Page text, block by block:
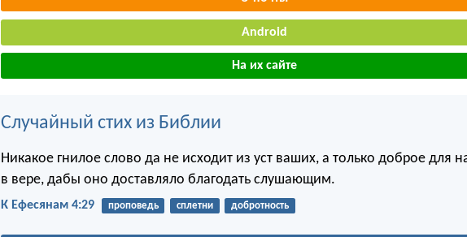
Android
На их сайте
Случайный стих из Библии
Никакое гнилое слово да не исходит из уст ваших, а только доброе для
в вере, дабы оно доставляло благодать слушающим.
К Ефесянам 4:29 проповедь сплетни добротность